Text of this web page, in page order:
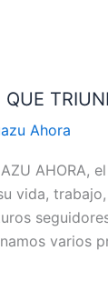
Ahora
AHORA,
vida,
varios